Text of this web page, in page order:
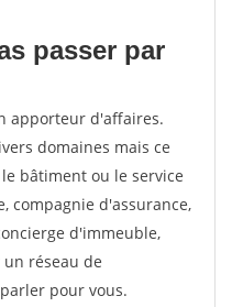
passer par
apporteur d'affaires.
domaines mais ce
bâtiment ou le service
compagnie d'assurance,
d'immeuble,
réseau de
pour vous.